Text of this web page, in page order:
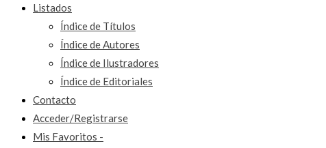
Listados
Índice de Títulos
Índice de Autores
Índice de Ilustradores
Índice de Editoriales
Contacto
Acceder/Registrarse
Mis Favoritos -